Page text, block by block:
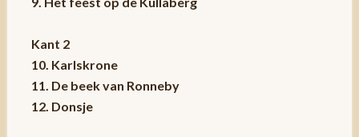
Kant 2
10. Karlskrone
11. De beek van Ronneby
12. Donsje